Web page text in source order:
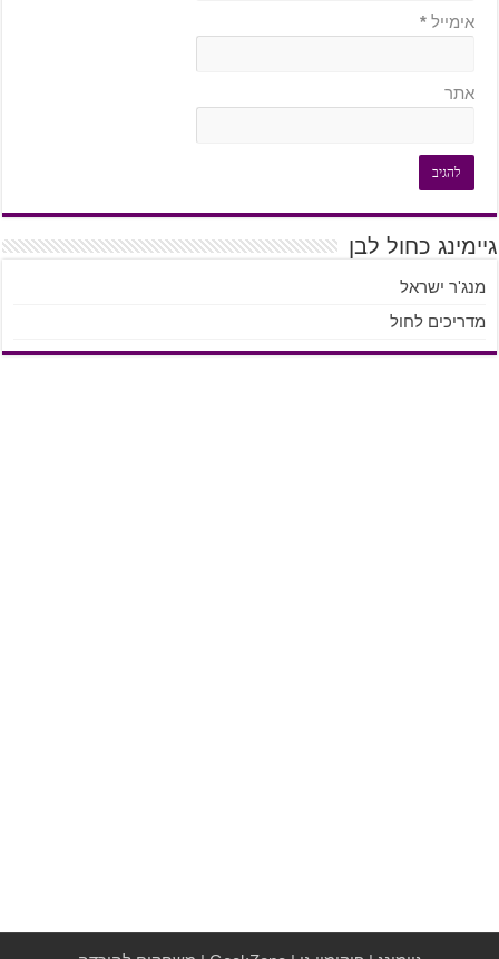
אימייל *
אתר
גיימינג כחול לבן
מנג'ר ישראל
מדריכים לחול